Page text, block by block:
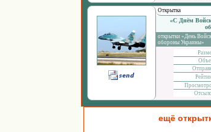
Открытка
«С Днём
открытки «День
обороны Украины»
ещё